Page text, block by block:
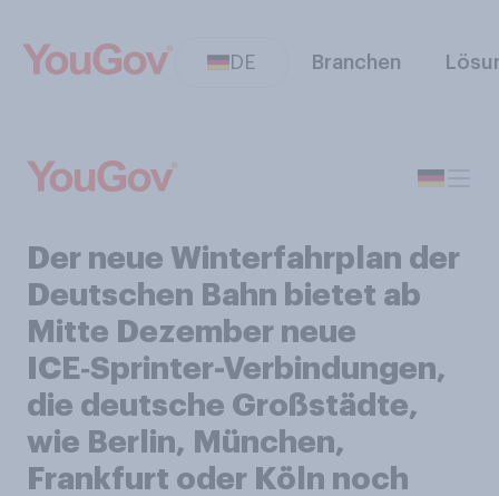
DE Branchen
Der neue Winterfahrplan der
Deutschen Bahn bietet ab
Mitte Dezember neue
ICE‑Sprinter-Verbindungen,
die deutsche Großstädte,
wie Berlin, München,
Frankfurt oder Köln noch